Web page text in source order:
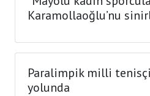
Karamollaoğlu’nu
Paralimpik milli tenisçi
yolunda